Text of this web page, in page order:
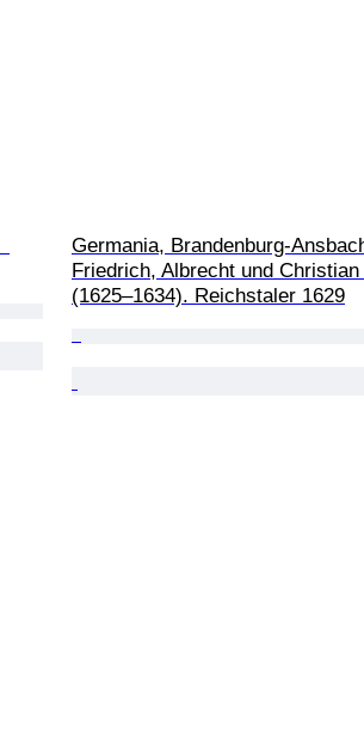
Germania, Brandenburg-
Friedrich, Albrecht und Christian
(1625–1634). Reichstaler 1629